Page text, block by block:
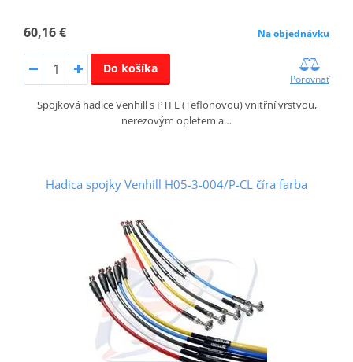
60,16 € Na objednávku
Do košíka
Porovnať
Spojková hadice Venhill s PTFE (Teflonovou) vnitřní vrstvou,
nerezovým opletem a…
Hadica spojky Venhill H05-3-004/P-CL číra farba